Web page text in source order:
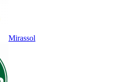
Mirassol